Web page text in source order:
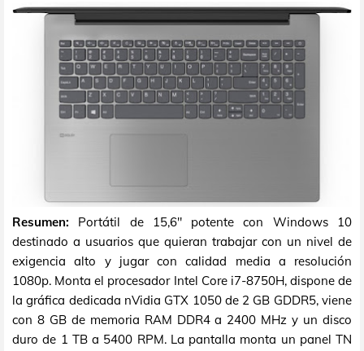
Resumen: Portátil de 15,6" potente con Windows 10
destinado a usuarios que quieran trabajar con un nivel de
exigencia alto y jugar con calidad media a resolución
1080p. Monta el procesador Intel Core i7-8750H, dispone de
la gráfica dedicada nVidia GTX 1050 de 2 GB GDDR5, viene
con 8 GB de memoria RAM DDR4 a 2400 MHz y un disco
duro de 1 TB a 5400 RPM. La pantalla monta un panel TN